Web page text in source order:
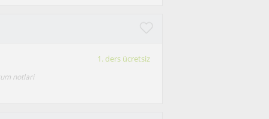
1. ders ücretsiz
notlari